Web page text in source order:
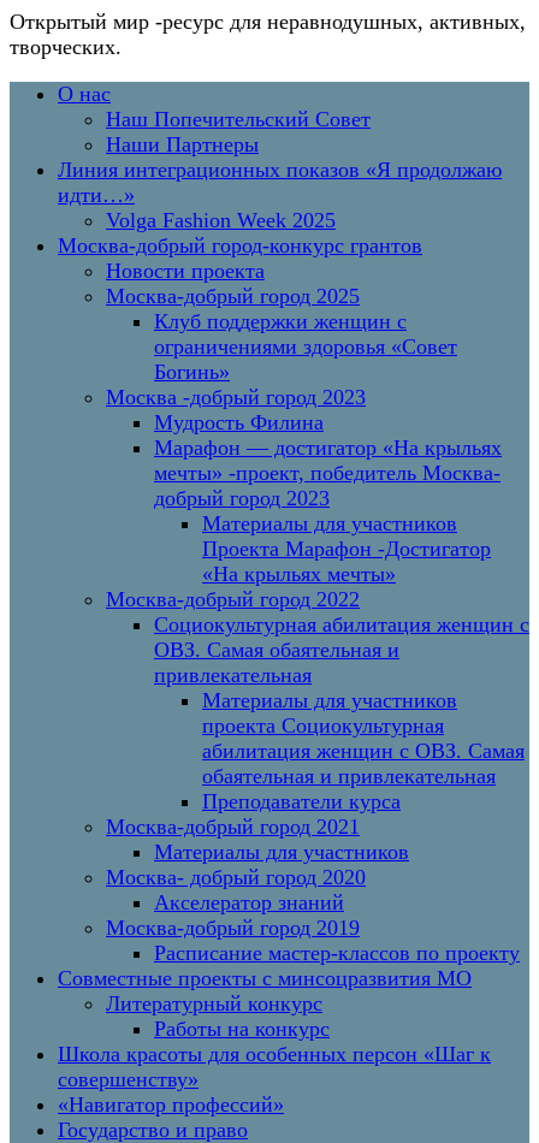
Открытый мир -ресурс для неравнодушных, активных,
творческих.
Перейти
содержимому
Основное
О нас
Наш Попечительский Совет
Наши Партнеры
Линия интеграционных показов «Я продолжаю
идти…»
Volga Fashion Week 2025
Москва-добрый город-конкурс грантов
Новости проекта
Москва-добрый город 2025
Клуб поддержки женщин с
ограничениями здоровья «Совет
Богинь»
Москва -добрый город 2023
Мудрость Филина
Марафон — достигатор «На крыльях
мечты» -проект, победитель Москва-
добрый город 2023
Материалы для участников
Проекта Марафон -Достигатор
«На крыльях мечты»
Москва-добрый город 2022
Социокультурная абилитация женщин с
ОВЗ. Самая обаятельная и
привлекательная
Материалы для участников
проекта Социокультурная
абилитация женщин с ОВЗ. Самая
обаятельная и привлекательная
Преподаватели курса
Москва-добрый город 2021
Материалы для участников
Москва- добрый город 2020
Акселератор знаний
Москва-добрый город 2019
Расписание мастер-классов по проекту
Совместные проекты с минсоцразвития МО
Литературный конкурс
Работы на конкурс
Школа красоты для особенных персон «Шаг к
совершенству»
«Навигатор профессий»
Государство и право